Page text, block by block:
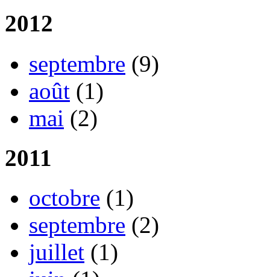
2012
septembre (9)
août (1)
mai (2)
2011
octobre (1)
septembre (2)
juillet (1)